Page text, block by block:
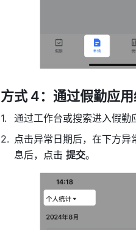
方式 4：通过假勤应
通过工作台或搜索进入假勤
点击异常日期后，在下方异
息后，点击 提交。